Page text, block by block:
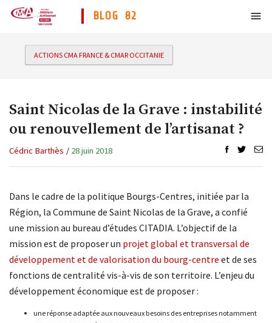
BLOG 82
ACTIONS CMA FRANCE & CMAR OCCITANIE
Saint Nicolas de la Grave : instabilité
ou renouvellement de l’artisanat ?
Cédric Barthès / 28 juin 2018
Dans le cadre de la politique Bourgs-Centres, initiée par la
Région, la Commune de Saint Nicolas de la Grave, a confié
une mission au bureau d’études CITADIA. L’objectif de la
mission est de proposer un projet global et transversal de
développement et de valorisation du bourg-centre et de ses
fonctions de centralité vis-à-vis de son territoire. L’enjeu du
développement économique est de proposer :
une réponse adaptée aux nouveaux besoins des entreprises notamment